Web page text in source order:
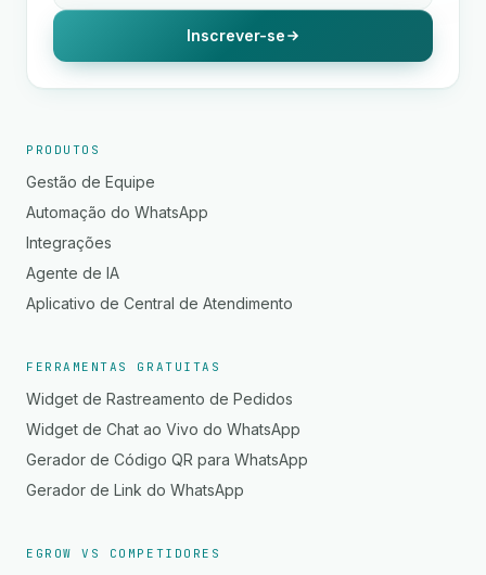
Inscrever-se
PRODUTOS
Gestão de Equipe
Automação do WhatsApp
Integrações
Agente de IA
Aplicativo de Central de Atendimento
FERRAMENTAS GRATUITAS
Widget de Rastreamento de Pedidos
Widget de Chat ao Vivo do WhatsApp
Gerador de Código QR para WhatsApp
Gerador de Link do WhatsApp
EGROW VS COMPETIDORES